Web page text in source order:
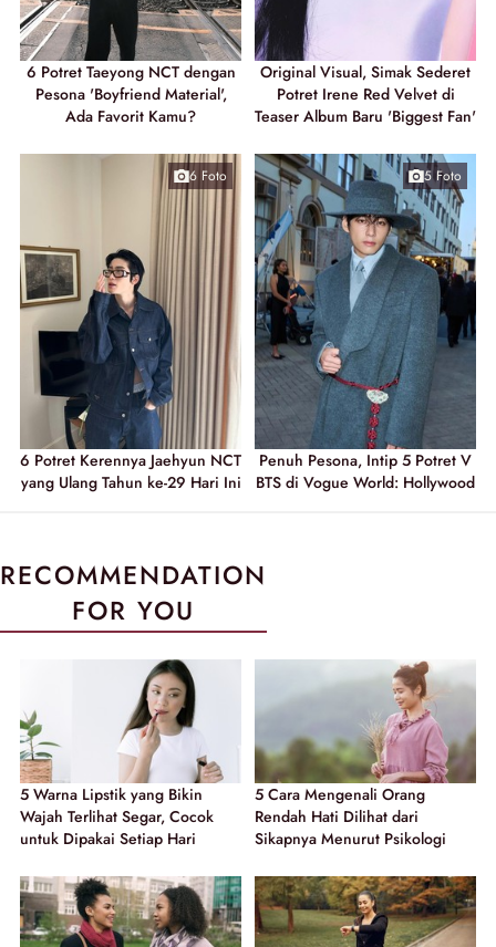
6 Potret Taeyong NCT dengan
Pesona 'Boyfriend Material',
Ada Favorit Kamu?
Original Visual, Simak Sederet
Potret Irene Red Velvet di
Teaser Album Baru 'Biggest Fan'
6 Foto
6 Potret Kerennya Jaehyun NCT
yang Ulang Tahun ke-29 Hari Ini
5 Foto
Penuh Pesona, Intip 5 Potret V
BTS di Vogue World: Hollywood
RECOMMENDATION
FOR YOU
5 Warna Lipstik yang Bikin
Wajah Terlihat Segar, Cocok
untuk Dipakai Setiap Hari
5 Cara Mengenali Orang
Rendah Hati Dilihat dari
Sikapnya Menurut Psikologi